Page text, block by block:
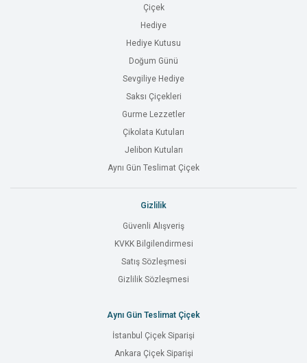
Çiçek
Hediye
Hediye Kutusu
Doğum Günü
Sevgiliye Hediye
Saksı Çiçekleri
Gurme Lezzetler
Çikolata Kutuları
Jelibon Kutuları
Aynı Gün Teslimat Çiçek
Gizlilik
Güvenli Alışveriş
KVKK Bilgilendirmesi
Satış Sözleşmesi
Gizlilik Sözleşmesi
Aynı Gün Teslimat Çiçek
İstanbul Çiçek Siparişi
Ankara Çiçek Siparişi